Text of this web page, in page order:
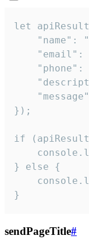
let
"name":
"email":
"phone":
});
if
} else {
}
sendPageTitle#